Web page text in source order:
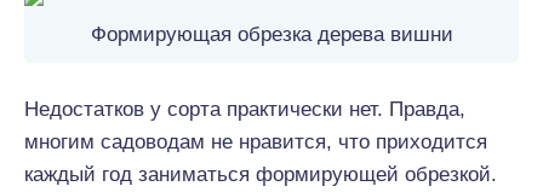
Формирующая обрезка дерева вишни
Недостатков у сорта практически нет. Правда,
многим садоводам не нравится, что приходится
каждый год заниматься формирующей обрезкой.